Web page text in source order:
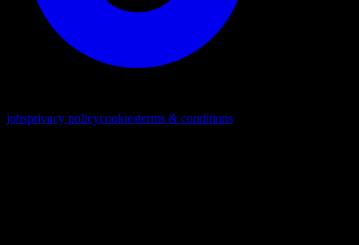
jobsprivacy policycookiesterms & conditions